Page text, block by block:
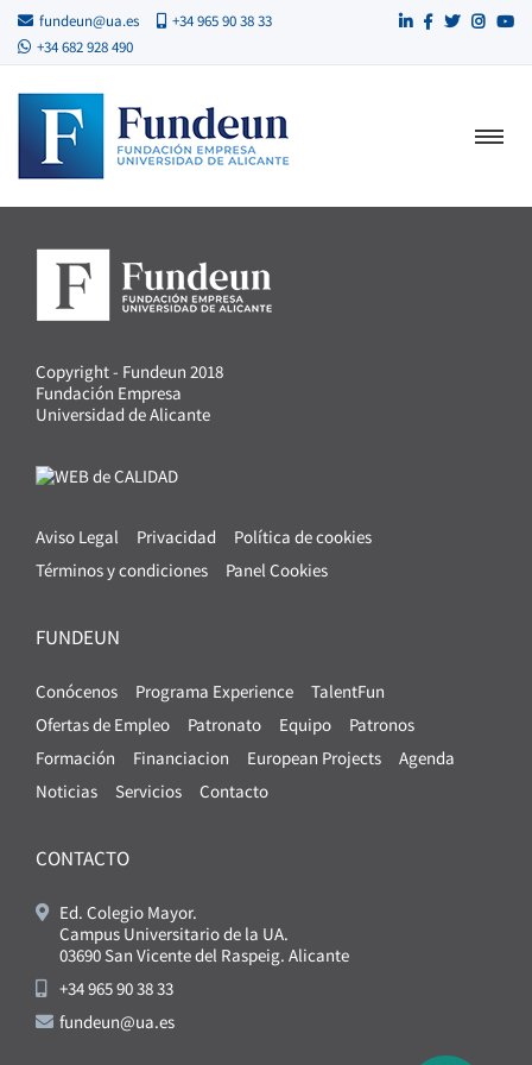
fundeun@ua.es
+34 965 90 38 33
+34 682 928 490
Copyright - Fundeun 2018
Fundación Empresa
Universidad de Alicante
Aviso Legal Privacidad
Política de cookies
Términos y condiciones
Panel Cookies
FUNDEUN
Conócenos Programa Experience
TalentFun
Ofertas de Empleo
Patronato Equipo
Patronos
Formación
Financiacion European Projects
Agenda
Noticias
Servicios Contacto
CONTACTO
Ed. Colegio Mayor.
Campus Universitario de la UA.
03690 San Vicente del Raspeig. Alicante
+34 965 90 38 33
fundeun@ua.es